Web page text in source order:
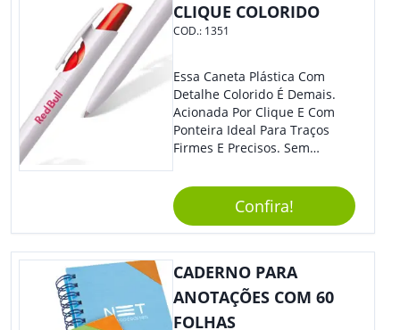
CLIQUE COLORIDO
COD.: 1351
Essa Caneta Plástica Com
Detalhe Colorido É Demais.
Acionada Por Clique E Com
Ponteira Ideal Para Traços
Firmes E Precisos. Sem
Brinde Para Representar Sua
Marca. Dimensões: 1.6 Cm X
13.7 Cm X 1.6 Cm
Confira!
CADERNO PARA
ANOTAÇÕES COM 60
FOLHAS